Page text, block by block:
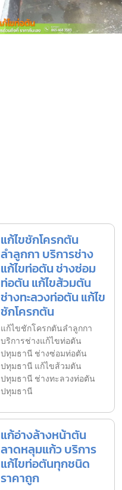
แก้ไขชักโครกตัน
ลำลูกกา บริการช่าง
แก้ไขท่อตัน ช่างซ่อม
ท่อตัน แก้ไขส้วมตัน
ช่างทะลวงท่อตัน แก้ไข
ชักโครกตัน
แก้ไขชักโครกตันลำลูกกา
บริการช่างแก้ไขท่อตัน
ปทุมธานี ช่างซ่อมท่อตัน
ปทุมธานี แก้ไขส้วมตัน
ปทุมธานี ช่างทะลวงท่อตัน
ปทุมธานี
แก้อ่างล้างหน้าตัน
ลาดหลุมแก้ว บริการ
แก้ไขท่อตันทุกชนิด
ราคาถูก